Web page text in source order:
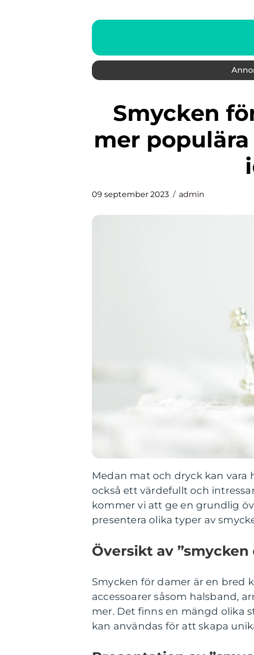
Smycken för damer blir allt
mer
09 september 2023 admin
Medan mat och dryck kan vara
också ett värdefullt och
kommer vi att ge en grundlig
presentera olika typer av
Översikt av ”smycken
Smycken för damer är en bred
accessoarer såsom halsband,
mer. Det finns en mängd olika
kan användas för att skapa